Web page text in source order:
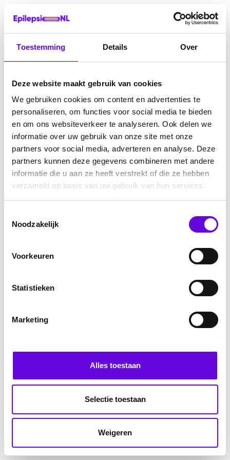
Toestemming Details Over
Deze website maakt gebruik van cookies
We gebruiken cookies om content en advertenties te
personaliseren, om functies voor social media te bieden
en om ons websiteverkeer te analyseren. Ook delen we
informatie over uw gebruik van onze site met onze
partners voor social media, adverteren en analyse. Deze
partners kunnen deze gegevens combineren met andere
informatie die u aan ze heeft verstrekt of die ze hebben
verzameld op basis van uw gebruik van hun services.
Noodzakelijk
Voorkeuren
Statistieken
Marketing
Alles toestaan
Selectie toestaan
Weigeren